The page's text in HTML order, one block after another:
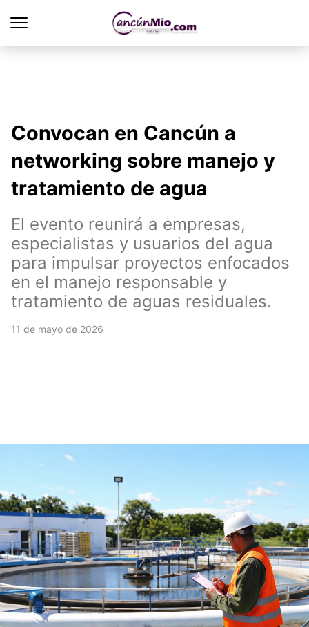
Convocan en Cancún a
networking sobre manejo y
tratamiento de agua
El evento reunirá a empresas,
especialistas y usuarios del agua
para impulsar proyectos enfocados
en el manejo responsable y
tratamiento de aguas residuales.
11 de mayo de 2026